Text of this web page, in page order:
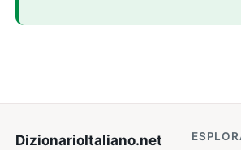
DizionarioItaliano.net